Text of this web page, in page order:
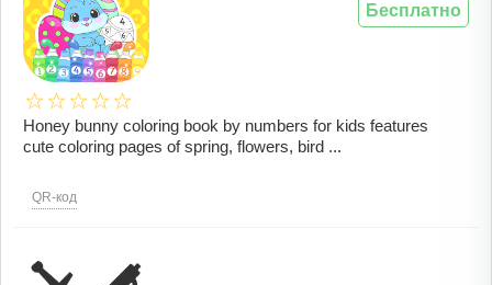
Honey bunny coloring book by numbers for kids features
cute coloring pages of spring, flowers, bird ...
QR-код
Бесплатно